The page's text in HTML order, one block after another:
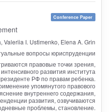
Conference Paper
Valeriia I. Ustimenko, Elena A. Grin
вопросы юриспруденции
правовые точки зрения,
развития института
РФ по правам ребенка.
упомянутого правового
внутреннего содержания,
развития, озвучиваются
проблемы, становление.